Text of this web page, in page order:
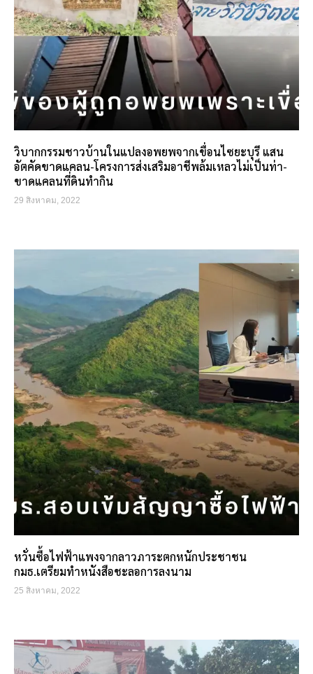
วิบากกรรมชาวบ้านในแปลงอพยพจากเขื่อนไซยะบุรี แสน
อัตคัดขาดแคลน-โครงการส่งเสริมอาชีพล้มเหลวไม่เป็นท่า-
ขาดแคลนที่ดินทำกิน
29 สิงหาคม, 2022
หวั่นซื้อไฟฟ้าแพงจากลาวภาระตกหนักประชาชน
กมธ.เตรียมทำหนังสือชะลอการลงนาม
25 สิงหาคม, 2022